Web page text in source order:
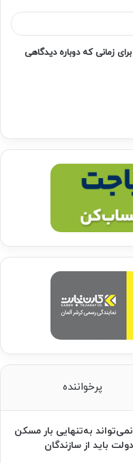
زمانی که دوباره دیدگاهی
پرخواننده
به‌تنهایی بار مسکن
باید از سازندگان